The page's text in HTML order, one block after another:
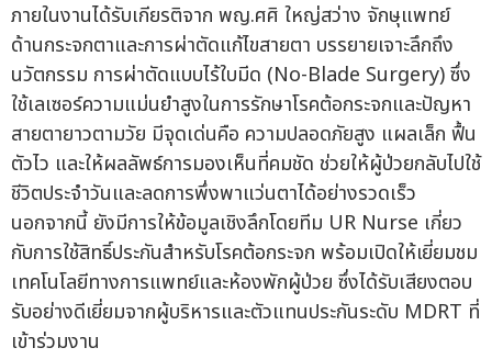
ภายในงานได้รับเกียรติจาก พญ.ศศิ ใหญ่สว่าง จักษุแพทย์
ด้านกระจกตาและการผ่าตัดแก้ไขสายตา บรรยายเจาะลึกถึง
นวัตกรรม การผ่าตัดแบบไร้ใบมีด (No-Blade Surgery) ซึ่ง
ใช้เลเซอร์ความแม่นยำสูงในการรักษาโรคต้อกระจกและปัญหา
สายตายาวตามวัย มีจุดเด่นคือ ความปลอดภัยสูง แผลเล็ก ฟื้น
ตัวไว และให้ผลลัพธ์การมองเห็นที่คมชัด ช่วยให้ผู้ป่วยกลับไปใช้
ชีวิตประจำวันและลดการพึ่งพาแว่นตาได้อย่างรวดเร็ว
นอกจากนี้ ยังมีการให้ข้อมูลเชิงลึกโดยทีม UR Nurse เกี่ยว
กับการใช้สิทธิ์ประกันสำหรับโรคต้อกระจก พร้อมเปิดให้เยี่ยมชม
เทคโนโลยีทางการแพทย์และห้องพักผู้ป่วย ซึ่งได้รับเสียงตอบ
รับอย่างดีเยี่ยมจากผู้บริหารและตัวแทนประกันระดับ MDRT ที่
เข้าร่วมงาน